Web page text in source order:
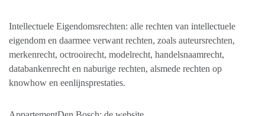
Intellectuele Eigendomsrechten: alle rechten van intellectuele
eigendom en daarmee verwant rechten, zoals auteursrechten,
merkenrecht, octrooirecht, modelrecht, handelsnaamrecht,
databankenrecht en naburige rechten, alsmede rechten op
knowhow en eenlijnsprestaties.